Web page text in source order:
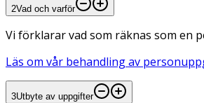
2Vad och varför
Vi förklarar vad som räknas som en
Läs om vår behandling av
3Utbyte av uppgifter